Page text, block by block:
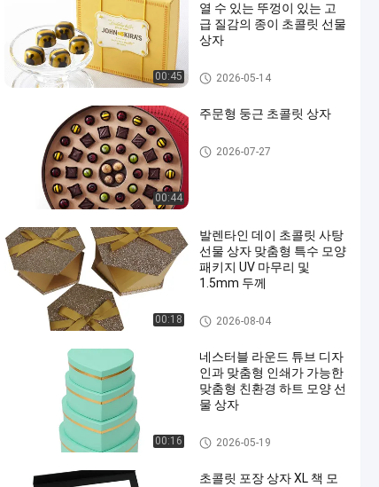
00:45
열 수 있는 뚜껑이 있는 고
급 질감의 종이 초콜릿 선물
상자
초콜릿 종이 상자
2026-05-14
00:44
주문형 둥근 초콜릿 상자
초콜릿 종이 상자
2026-07-27
00:18
발렌타인 데이 초콜릿 사탕
선물 상자 맞춤형 특수 모양
패키지 UV 마무리 및
1.5mm 두께
초콜릿 종이 상자
2026-08-04
00:16
네스터블 라운드 튜브 디자
인과 맞춤형 인쇄가 가능한
맞춤형 친환경 하트 모양 선
물 상자
초콜릿 종이 상자
2026-05-19
초콜릿 포장 상자 XL 책 모